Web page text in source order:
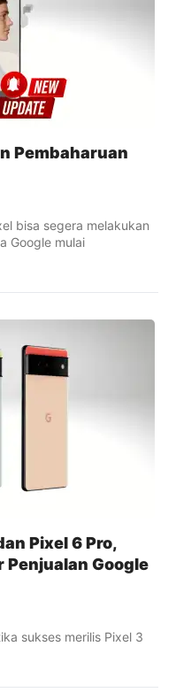
Pembaharuan
bisa segera melakukan
Google mulai
Pixel 6 Pro,
Penjualan Google
sukses merilis Pixel 3